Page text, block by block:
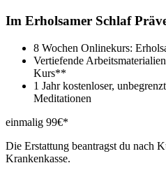
Im Erholsamer Schlaf
8 Wochen Onlinekurs:
Vertiefende
Kurs**
1 Jahr kostenloser,
Meditationen
einmalig 99€*
Die Erstattung beantragst du nach
Krankenkasse.